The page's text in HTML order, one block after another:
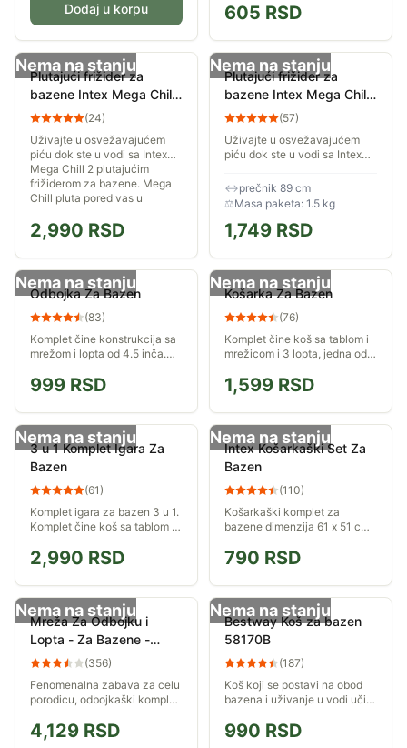
Dodaj u korpu 605 RSD
Nema na stanju
Plutajući frižider za
bazene Intex Mega Chill
2 58821 (24)
Uživajte u osvežavajućem
piću dok ste u vodi sa Intex
Mega Chill 2 plutajućim
frižiderom za bazene. Mega
Chill pluta pored vas u
2,990 RSD
Nema na stanju
Plutajući frižider za
bazene Intex Mega Chill
56822
(57)
Uživajte u osvežavajućem
piću dok ste u vodi sa Intex
frižiderom za bazene. Mega
Chill pluta pored vas u
bazenu po sunčanom...
↔prečnik 89 cm
⚖Masa paketa: 1.5 kg
1,749 RSD
Nema na stanju
Odbojka Za Bazen
(83)
Komplet čine konstrukcija sa
mrežom i lopta od 4.5 inča.
999 RSD
Nema na stanju
Košarka Za Bazen
(76)
Komplet čine koš sa tablom i
mrežicom i 3 lopta, jedna od 4
Dimenzije: 25 x 59 x 43 cm...
1,599 RSD
Nema na stanju
3 u 1 Komplet Igara Za
Bazen
(61)
Komplet igara za bazen 3 u 1.
Komplet čine koš sa tablom i
delfini za prskenje i pumpa za
naduvavanje lopte. Igre su...
2,990 RSD
Nema na stanju
Intex Košarkaški Set Za
Bazen
(110)
Košarkaški komplet za
bazene dimenzija 61 x 51 cm
790 RSD
Nema na stanju
Mreža Za Odbojku i
Lopta - Za Bazene -
BestWay 58178
(356)
Fenomenalna zabava za celu
porodicu, odbojkaški komplet
za postavljanje i lopta 41 cm.
Komplet je dizajniran za
4,129 RSD
Nema na stanju
Bestway Koš za bazen
58170B
(187)
Koš koji se postavi na obod
bazena i uživanje u vodi učini
990 RSD